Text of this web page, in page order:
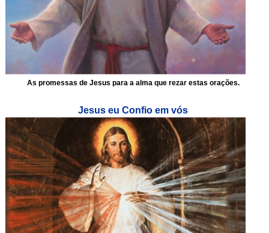
As promessas de Jesus para a alma que rezar estas orações.
Jesus eu Confio em vós